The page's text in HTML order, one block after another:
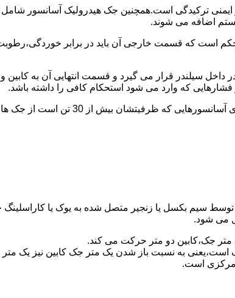
ترکیدگی است.همچنین جک هیدرولیک آسانسور شامل
اضافه می شوند.
است که قسمت خارجی آن باید در برابر
داخل سیلندر قرار می گیرد و قسمت انتهایی آن به
که وارد می شود استحکام کافی را داشته باشد.
برای آسانسورهایی که ظرفیتشان 30
توسط سیم بکسل یا زنجیر متصل شده به یوک یا
می شود.
متر جک،کابین دو متر حرکت می کند.
به نسبت باز شدن یک متر جک کابین نیز یک
مرکزی است.